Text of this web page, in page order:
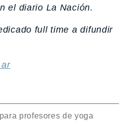
el diario La Nación.
full time a difundir
profesores de yoga